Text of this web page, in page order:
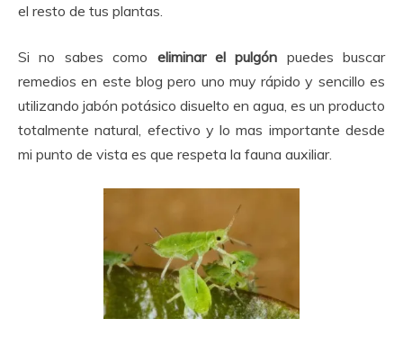
el resto de tus plantas.
Si no sabes como eliminar el pulgón puedes buscar
remedios en este blog pero uno muy rápido y sencillo es
utilizando jabón potásico disuelto en agua, es un producto
totalmente natural, efectivo y lo mas importante desde
mi punto de vista es que respeta la fauna auxiliar.